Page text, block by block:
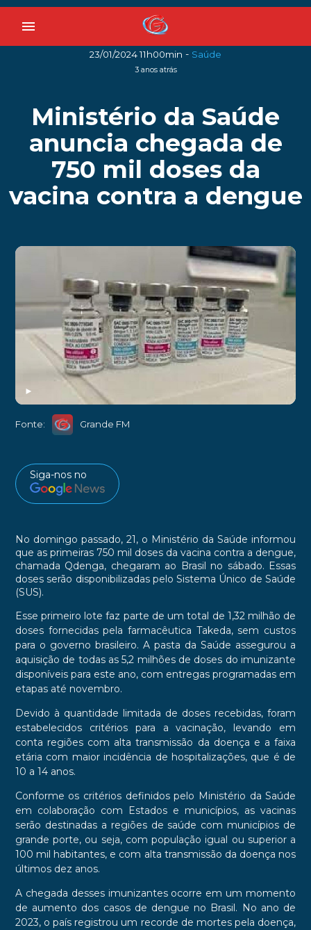
menu
23/01/2024 11h00min - Saúde
3 anos atrás
Ministério da Saúde
anuncia chegada de
750 mil doses da
vacina contra a dengue
►
Fonte: Grande FM
Siga-nos no
No domingo passado, 21, o Ministério da Saúde informou
que as primeiras 750 mil doses da vacina contra a dengue,
chamada Qdenga, chegaram ao Brasil no sábado. Essas
doses serão disponibilizadas pelo Sistema Único de Saúde
(SUS).
Esse primeiro lote faz parte de um total de 1,32 milhão de
doses fornecidas pela farmacêutica Takeda, sem custos
para o governo brasileiro. A pasta da Saúde assegurou a
aquisição de todas as 5,2 milhões de doses do imunizante
disponíveis para este ano, com entregas programadas em
etapas até novembro.
Devido à quantidade limitada de doses recebidas, foram
estabelecidos critérios para a vacinação, levando em
conta regiões com alta transmissão da doença e a faixa
etária com maior incidência de hospitalizações, que é de
10 a 14 anos.
Conforme os critérios definidos pelo Ministério da Saúde
em colaboração com Estados e municípios, as vacinas
serão destinadas a regiões de saúde com municípios de
grande porte, ou seja, com população igual ou superior a
100 mil habitantes, e com alta transmissão da doença nos
últimos dez anos.
A chegada desses imunizantes ocorre em um momento
de aumento dos casos de dengue no Brasil. No ano de
2023, o país registrou um recorde de mortes pela doença,